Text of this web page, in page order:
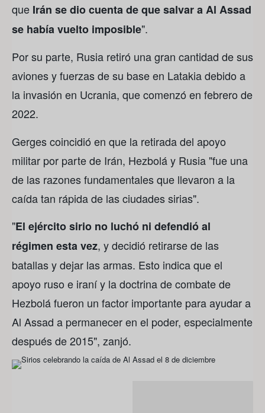
que Irán se dio cuenta de que salvar a Al Assad
se había vuelto imposible".
Por su parte, Rusia retiró una gran cantidad de sus
aviones y fuerzas de su base en Latakia debido a
la invasión en Ucrania, que comenzó en febrero de
2022.
Gerges coincidió en que la retirada del apoyo
militar por parte de Irán, Hezbolá y Rusia "fue una
de las razones fundamentales que llevaron a la
caída tan rápida de las ciudades sirias".
"El ejército sirio no luchó ni defendió al
régimen esta vez, y decidió retirarse de las
batallas y dejar las armas. Esto indica que el
apoyo ruso e iraní y la doctrina de combate de
Hezbolá fueron un factor importante para ayudar a
Al Assad a permanecer en el poder, especialmente
después de 2015", zanjó.